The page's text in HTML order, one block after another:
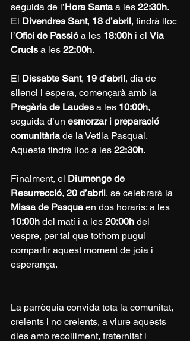
seguida de l’Hora Santa a les 22:30h.
El Divendres Sant, 18 d’abril, tindrà lloc
l’Ofici de Passió a les 18:00h i el Via
Crucis a les 22:00h.
El Dissabte Sant, 19 d’abril, dia de
silenci i espera, començarà amb la
Pregària de Laudes a les 10:00h,
seguida d’un esmorzar i preparació
comunitària de la Vetlla Pasqual.
Aquesta tindrà lloc a les 22:30h.
Finalment, el Diumenge de
Resurrecció, 20 d’abril, se celebrarà la
Missa de Pasqua en dos horaris: a les
10:00h del matí i a les 20:00h del
vespre, per tal que tothom pugui
compartir aquest moment de joia i
esperança.
La parròquia convida tota la comunitat,
creients i no creients, a viure aquests
dies amb recolliment, fraternitat i